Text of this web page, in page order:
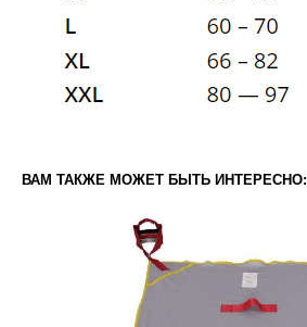
ВАМ ТАКЖЕ МОЖЕТ БЫТЬ ИНТЕРЕСНО: